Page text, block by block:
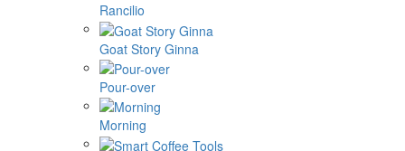
Rancilio
Goat Story Ginna
Pour-over
Morning